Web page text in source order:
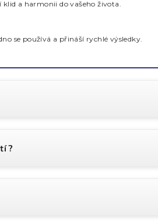
a harmonii do vašeho života.
se používá a přináší rychlé výsledky.